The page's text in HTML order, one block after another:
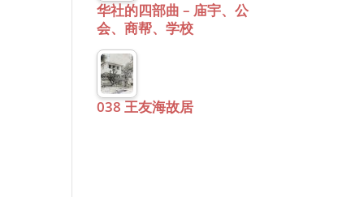
华社的四部曲 – 庙宇、公
会、商帮、学校
038 王友海故居